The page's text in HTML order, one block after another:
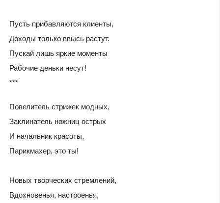
Пусть прибавляются клиенты,
Доходы только ввысь растут.
Пускай лишь яркие моменты
Рабочие деньки несут!
***
Повелитель стрижек модных,
Заклинатель ножниц острых
И начальник красоты,
Парикмахер, это ты!
Новых творческих стремлений,
Вдохновенья, настроенья,